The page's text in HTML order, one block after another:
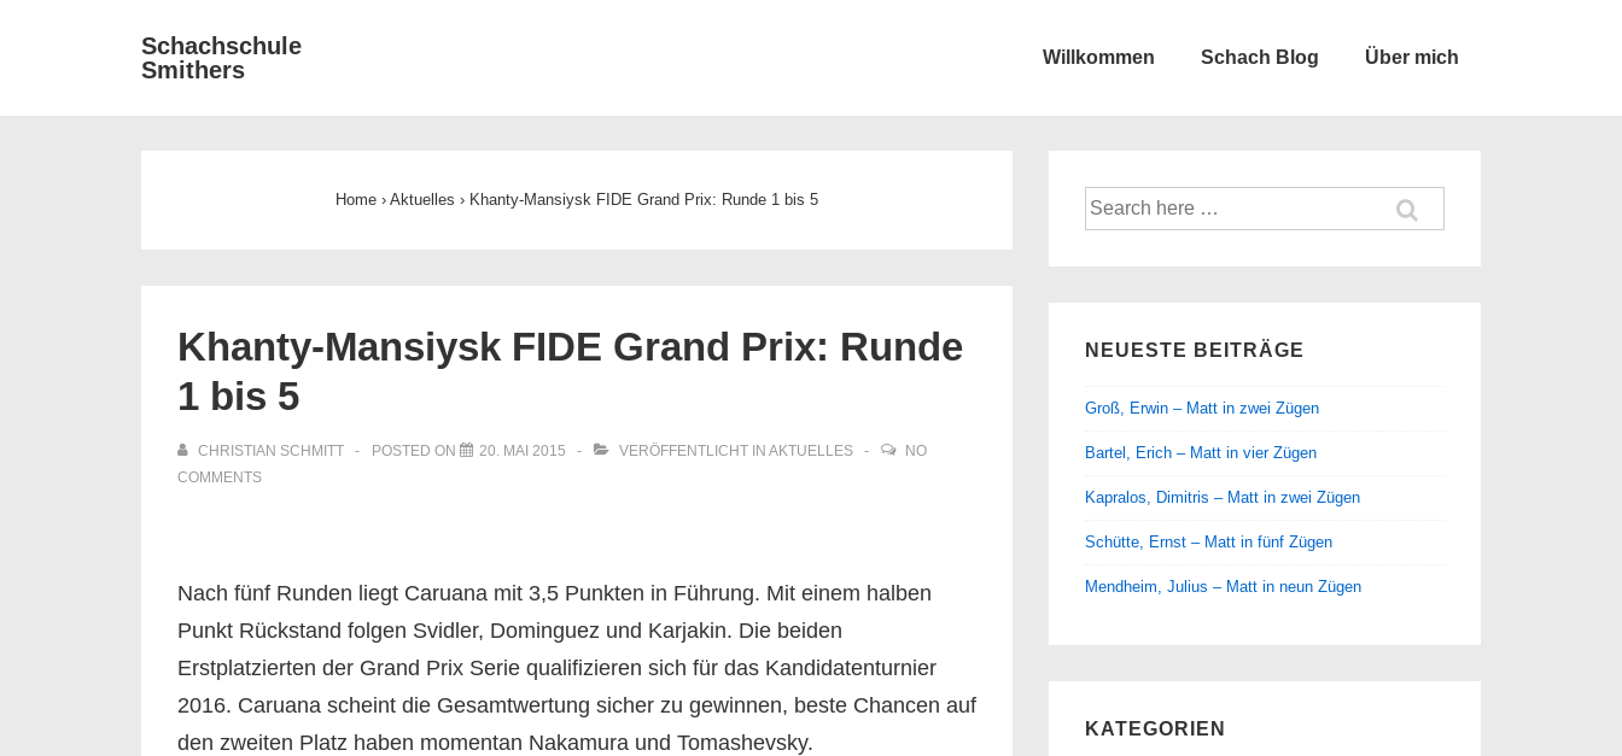
Schachschule
Smithers
Willkommen Schach Blog Über mich
Home › Aktuelles › Khanty-Mansiysk FIDE Grand Prix: Runde 1 bis 5
Khanty-Mansiysk FIDE Grand Prix: Runde
1 bis 5
CHRISTIAN SCHMITT POSTED ON 20. MAI 2015 VERÖFFENTLICHT IN AKTUELLES
NO
COMMENTS
Nach fünf Runden liegt Caruana mit 3,5 Punkten in Führung. Mit einem halben
Punkt Rückstand folgen Svidler, Dominguez und Karjakin. Die beiden
Erstplatzierten der Grand Prix Serie qualifizieren sich für das Kandidatenturnier
2016. Caruana scheint die Gesamtwertung sicher zu gewinnen, beste Chancen auf
den zweiten Platz haben momentan Nakamura und Tomashevsky.
Suche
nach:
NEUESTE BEITRÄGE
Groß, Erwin – Matt in zwei Zügen
Bartel, Erich – Matt in vier Zügen
Kapralos, Dimitris – Matt in zwei Zügen
Schütte, Ernst – Matt in fünf Zügen
Mendheim, Julius – Matt in neun Zügen
KATEGORIEN